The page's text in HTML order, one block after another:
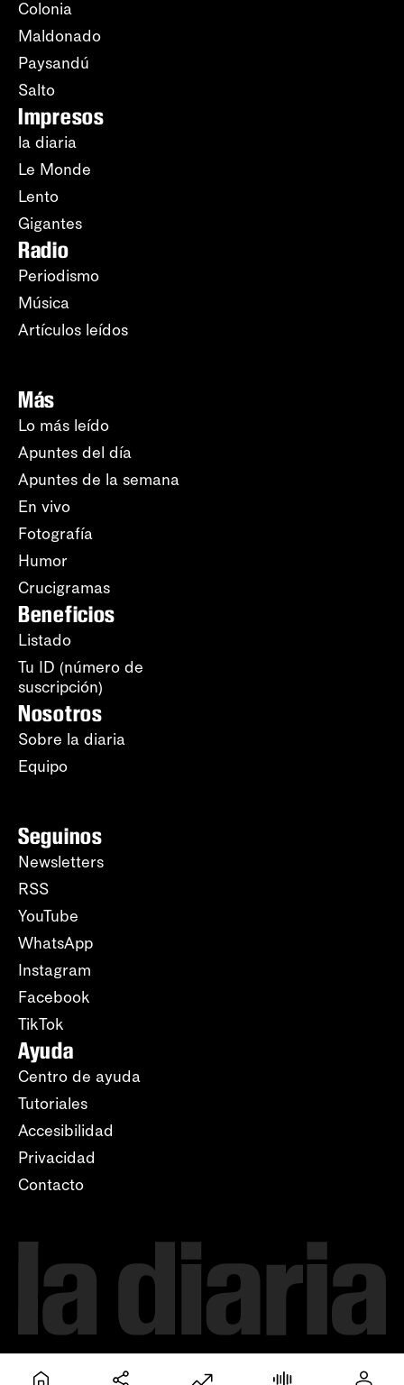
Colonia
Maldonado
Paysandú
Salto
Impresos
la diaria
Le Monde
Lento
Gigantes
Radio
Periodismo
Música
Artículos leídos
Más
Lo más leído
Apuntes del día
Apuntes de la semana
En vivo
Fotografía
Humor
Crucigramas
Beneficios
Listado
Tu ID (número de
suscripción)
Nosotros
Sobre la diaria
Equipo
Seguinos
Newsletters
RSS
YouTube
WhatsApp
Instagram
Facebook
TikTok
Ayuda
Centro de ayuda
Tutoriales
Accesibilidad
Privacidad
Contacto